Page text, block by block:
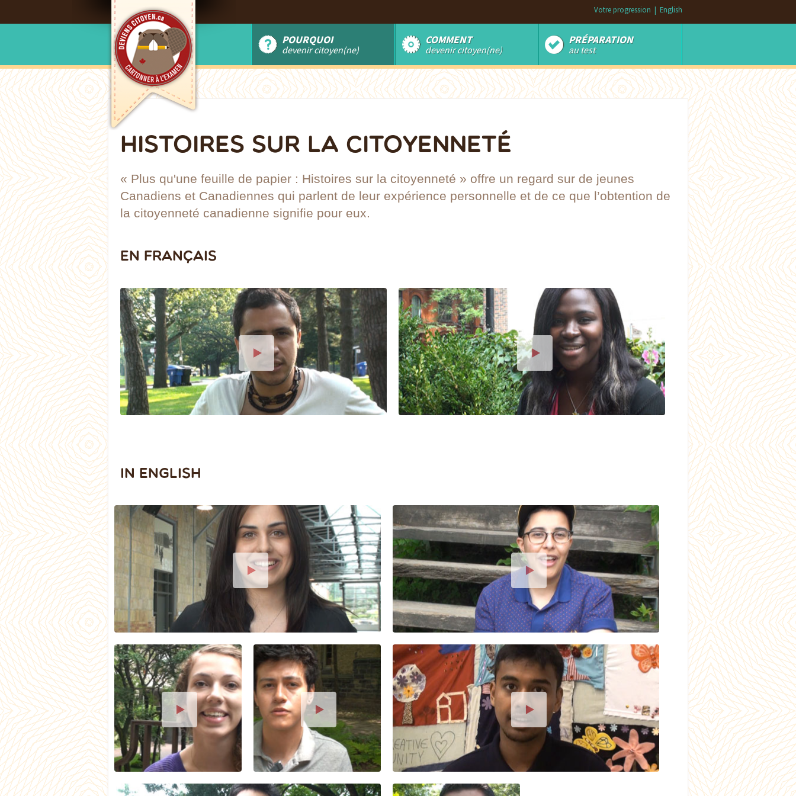
Votre progression | English
POURQUOI
devenir citoyen(ne)
COMMENT
devenir citoyen(ne)
PRÉPARATION
au test
HISTOIRES SUR LA CITOYENNETÉ
« Plus qu'une feuille de papier : Histoires sur la citoyenneté » offre un regard sur de jeunes
Canadiens et Canadiennes qui parlent de leur expérience personnelle et de ce que l’obtention de
la citoyenneté canadienne signifie pour eux.
EN FRANÇAIS
IN ENGLISH